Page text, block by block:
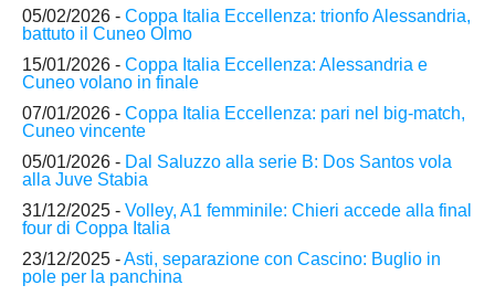
05/02/2026 - Coppa Italia Eccellenza: trionfo Alessandria,
battuto il Cuneo Olmo
15/01/2026 - Coppa Italia Eccellenza: Alessandria e
Cuneo volano in finale
07/01/2026 - Coppa Italia Eccellenza: pari nel big-match,
Cuneo vincente
05/01/2026 - Dal Saluzzo alla serie B: Dos Santos vola
alla Juve Stabia
31/12/2025 - Volley, A1 femminile: Chieri accede alla final
four di Coppa Italia
23/12/2025 -Asti, separazione con Cascino: Buglio in
pole per la panchina